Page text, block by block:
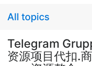
All topics
Telegram
资源项目代扣.